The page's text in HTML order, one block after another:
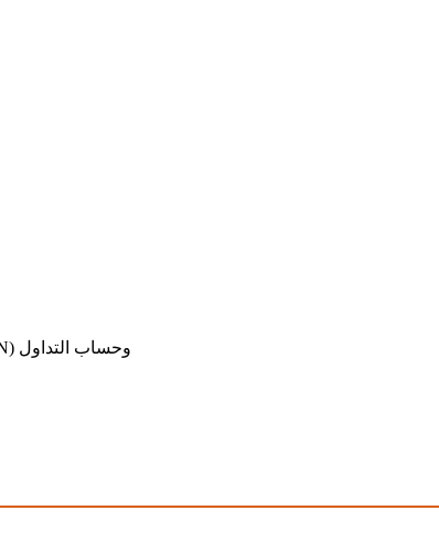
قدّم معلومات رقم المستثمر في سوق أبوظبي للأوراق المالية (ADX NIN) وحساب التداول